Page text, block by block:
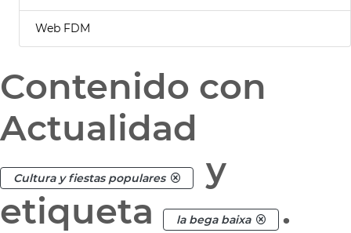
Web FDM
Contenido con
Actualidad
Cultura y fiestas populares
y
etiqueta
la bega baixa .